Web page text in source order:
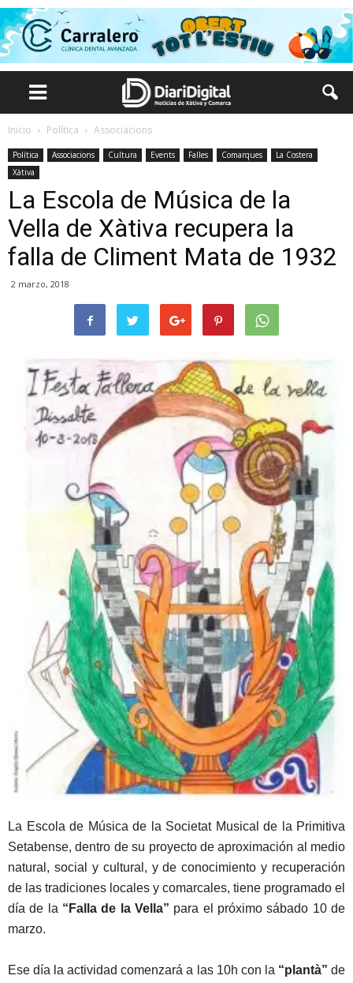
Inicio Política Associacions
Política Associacions Cultura Events Falles Comarques
La Costera
Xàtiva
La Escola de Música de la
Vella de Xàtiva recupera la
falla de Climent Mata de 1932
2 marzo, 2018
La Escola de Música de la Societat Musical de la Primitiva
Setabense, dentro de su proyecto de aproximación al medio
natural, social y cultural, y de conocimiento y recuperación
de las tradiciones locales y comarcales, tiene programado el
día de la “Falla de la Vella” para el próximo sábado 10 de
marzo.
Ese día la actividad comenzará a las 10h con la “plantà” de